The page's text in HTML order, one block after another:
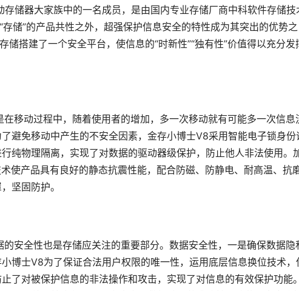
储器大家族中的一名成员，是由国内专业存储厂商中科软件存储技
储”的产品共性之外，超强保护信息安全的特性成为其突出的优势之
储搭建了一个安全平台，使信息的“时新性”“独有性”价值得以充分发
移动过程中，随着使用者的增加，多一次移动就有可能多一次信息
避免移动中产生的不安全因素，金存小博士V8采用智能电子锁身份
纯物理隔离，实现了对数据的驱动器级保护，防止他人非法使用。
使产品具有良好的静态抗震性能，配合防磁、防静电、耐高温、抗
坚固防护。
安全性也是存储应关注的重要部分。数据安全性，一是确保数据隐
博士V8为了保证合法用户权限的唯一性，运用底层信息换位技术，
了对被保护信息的非法操作和攻击，实现了对信息的有效保护功能